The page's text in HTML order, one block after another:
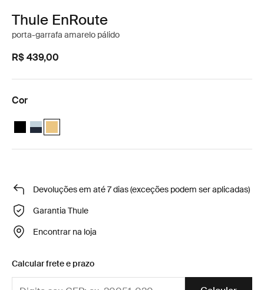
Thule EnRoute
porta-garrafa amarelo pálido
R$ 439,00
Cor
Thule EnRoute water bottle holder Preto
Thule EnRoute water bottle holder Azul suave/azul mais escuro
Thule EnRoute water bottle holder Amarelo pálido
Devoluções em até 7 dias (exceções podem ser aplicadas)
Garantia Thule
Encontrar na loja
Calcular frete e prazo